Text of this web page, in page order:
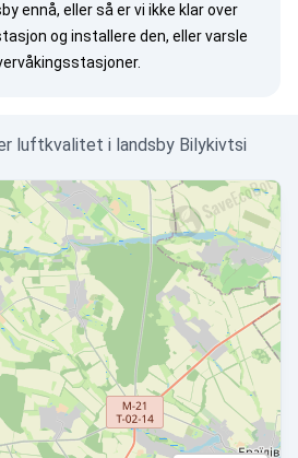
ennå, eller så er vi ikke klar over
og installere den, ellervarsle
luftkvalitet i landsby Bilykivtsi